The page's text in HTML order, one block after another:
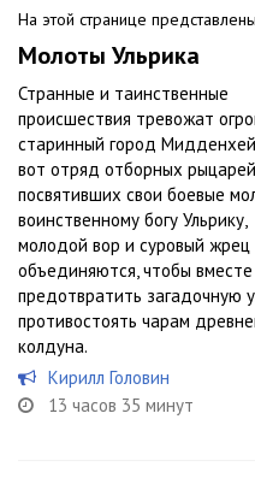
На этой странице
Молоты Ульрика
Странные и таинственные
происшествия тревожат
старинный город
вот отряд отборных
посвятивших свои боевые
воинственному богу Ульрику,
молодой вор и суровый жрец
объединяются, чтобы вместе
предотвратить загадочную
противостоять чарам
колдуна.
Кирилл Головин
13 часов 35 минут